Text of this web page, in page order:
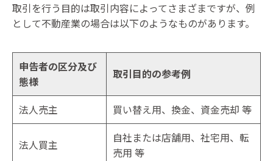
取引を行う目的は取引内容によってさまざまですが、例
として不動産業の場合は以下のようなものがあります。
申告者の区分及び
態様
取引目的の参考例
法人売主 買い替え用、換金、資金売却 等
法人買主
自社または店舗用、社宅用、転
売用 等